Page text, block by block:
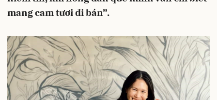
mang cam tươi đi bán”.